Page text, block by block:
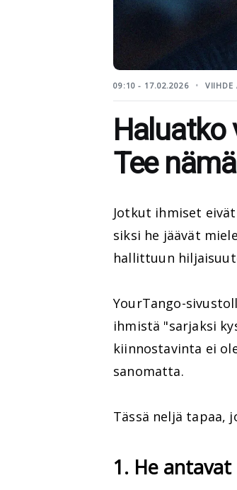
09:10 - 17.02.2026 VIIHDE
Haluatko
Tee
Jotkut ihmiset
siksi he jäävät
hallittuun
YourTango-
ihmistä "sarjaksi
kiinnostavinta ei
sanomatta.
Tässä neljä tapaa,
1. He